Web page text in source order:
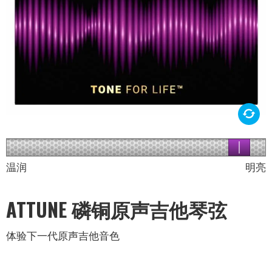
温润 明亮
ATTUNE 磷铜原声吉他琴弦
体验下一代原声吉他音色